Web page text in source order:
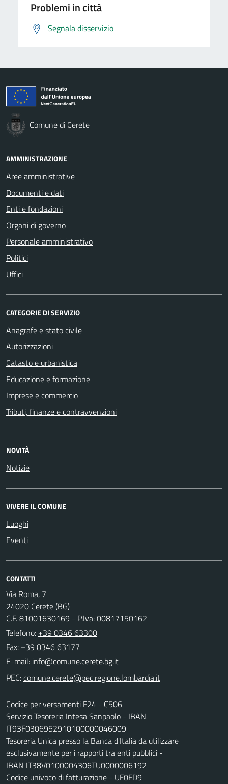
Problemi in città
Segnala disservizio
Comune di Cerete
AMMINISTRAZIONE
Aree amministrative
Documenti e dati
Enti e fondazioni
Organi di governo
Personale amministrativo
Politici
Uffici
CATEGORIE DI SERVIZIO
Anagrafe e stato civile
Autorizzazioni
Catasto e urbanistica
Educazione e formazione
Imprese e commercio
Tributi, finanze e contravvenzioni
NOVITÀ
Notizie
VIVERE IL COMUNE
Luoghi
Eventi
CONTATTI
Via Roma, 7
24020 Cerete (BG)
C.F. 81001630169 - P.Iva: 00817150162
Telefono: +39 0346 63300
Fax: +39 0346 63177
E-mail:
PEC:
Codice per versamenti F24 - C506
Servizio Tesoreria Intesa Sanpaolo - IBAN
IT93F0306952910100000046009
Tesoreria Unica presso la Banca d'Italia da utilizzare
esclusivamente per i rapporti tra enti pubblici -
IBAN IT38V0100004306TU0000006192
Codice univoco di fatturazione - UF0FD9